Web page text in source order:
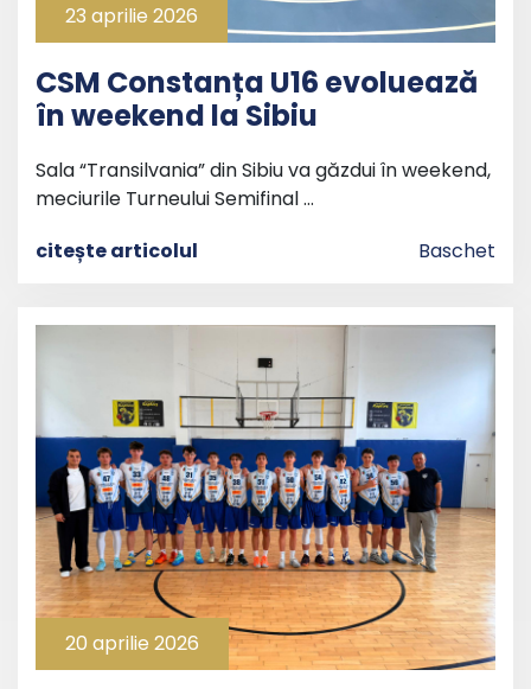
23 aprilie 2026
CSM Constanța U16 evoluează
în weekend la Sibiu
Sala “Transilvania” din Sibiu va găzdui în weekend,
meciurile Turneului Semifinal …
citește articolul
Baschet
20 aprilie 2026